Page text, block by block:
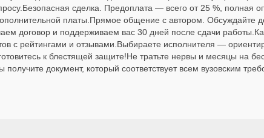
сделка. Предоплата — всего от 25 %, полная
платы.Прямое общение с автором. Обсуждайте
договор и поддерживаем вас 30 дней после сдачи
с рейтингами и отзывами.Выбираете исполнителя —
к блестящей защите!Не тратьте нервы и месяцы на
документ, который соответствует всем вузовским